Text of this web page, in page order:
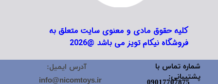
کلیه حقوق مادی و معنوی سایت متعلق به
فروشگاه نیکام تویز می باشد @2026
شماره تماس با
پشتیبانی:
آدرس ایمیل:
info@nicomtoys.ir